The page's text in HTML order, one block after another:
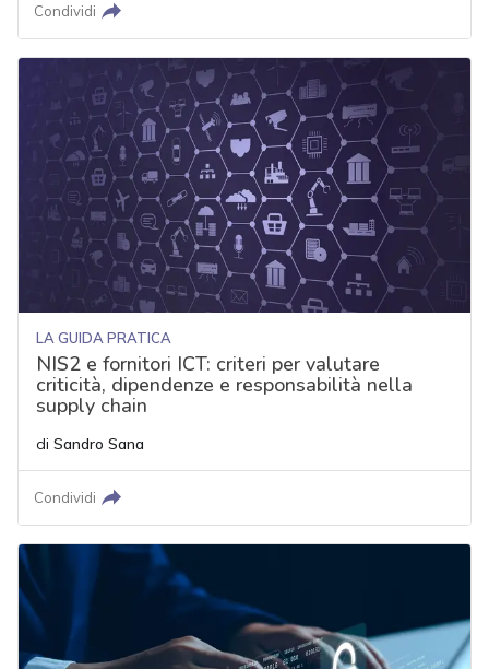
Condividi
LA GUIDA PRATICA
NIS2 e fornitori ICT: criteri per valutare
criticità, dipendenze e responsabilità nella
supply chain
di Sandro Sana
Condividi